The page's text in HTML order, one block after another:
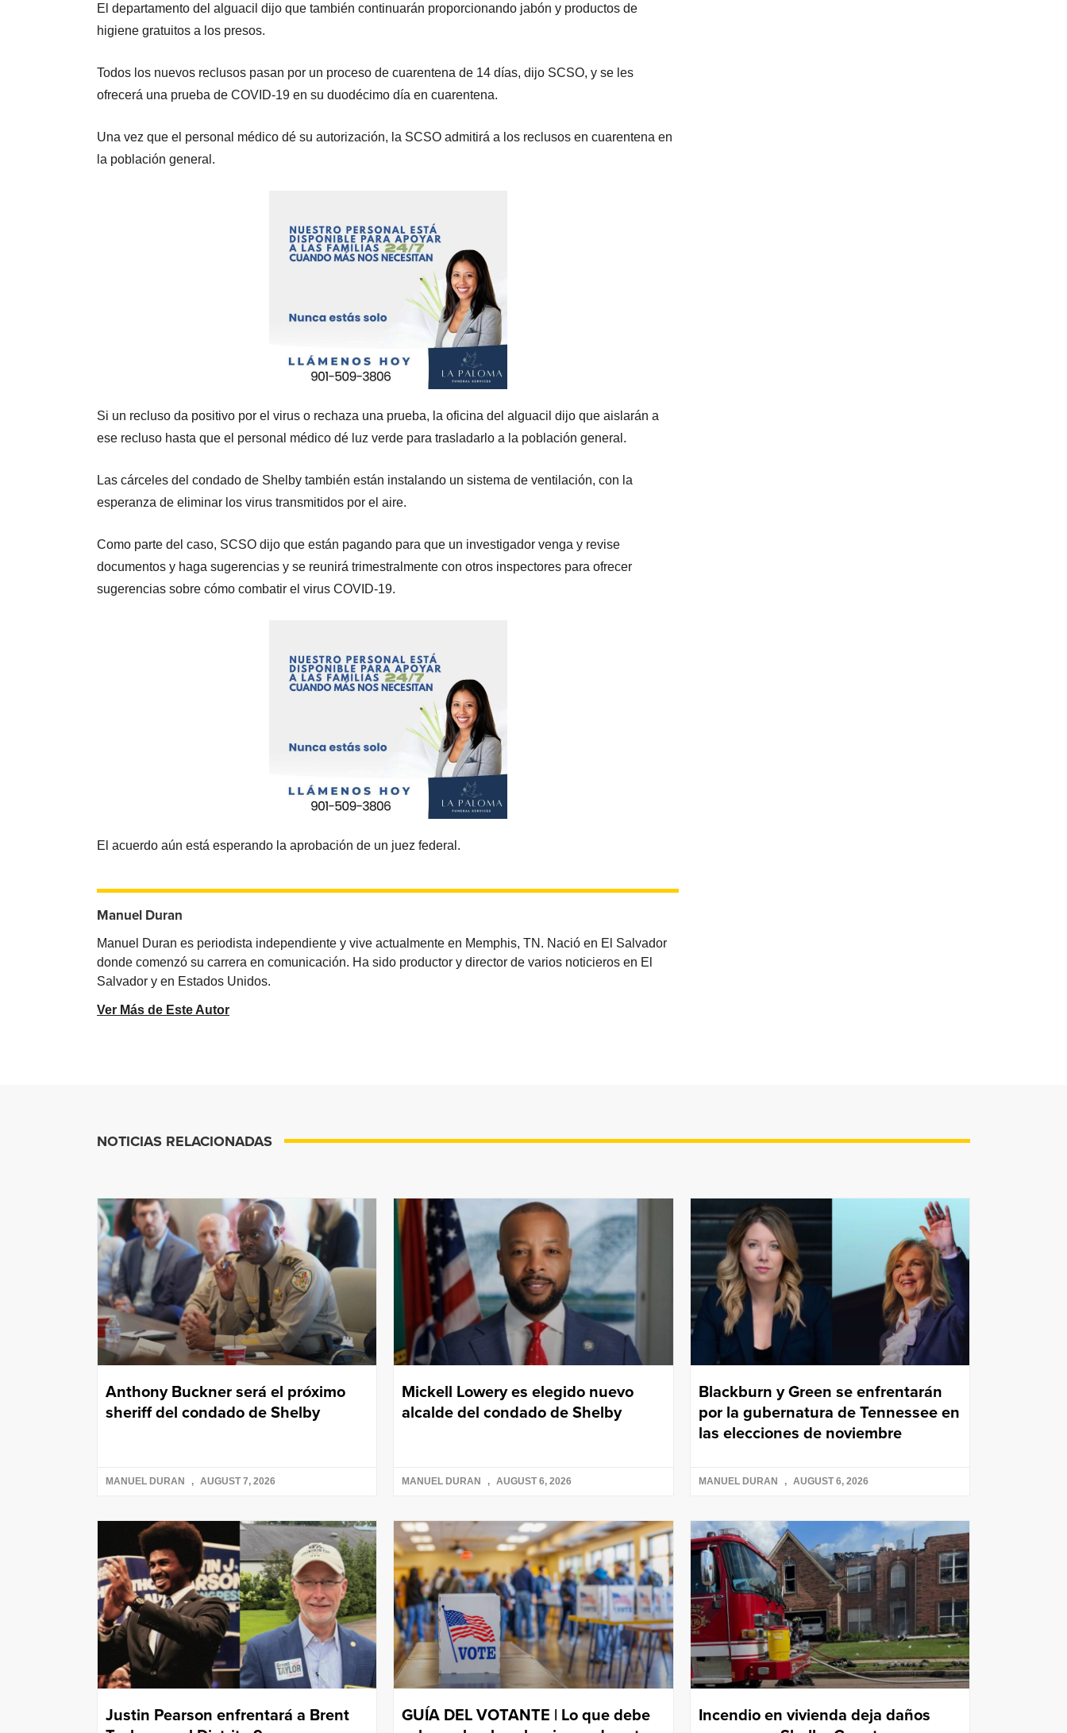
El departamento del alguacil dijo que también continuarán proporcionando jabón y productos de
higiene gratuitos a los presos.
Todos los nuevos reclusos pasan por un proceso de cuarentena de 14 días, dijo SCSO, y se les
ofrecerá una prueba de COVID-19 en su duodécimo día en cuarentena.
Una vez que el personal médico dé su autorización, la SCSO admitirá a los reclusos en cuarentena en
la población general.
Si un recluso da positivo por el virus o rechaza una prueba, la oficina del alguacil dijo que aislarán a
ese recluso hasta que el personal médico dé luz verde para trasladarlo a la población general.
Las cárceles del condado de Shelby también están instalando un sistema de ventilación, con la
esperanza de eliminar los virus transmitidos por el aire.
Como parte del caso, SCSO dijo que están pagando para que un investigador venga y revise
documentos y haga sugerencias y se reunirá trimestralmente con otros inspectores para ofrecer
sugerencias sobre cómo combatir el virus COVID-19.
El acuerdo aún está esperando la aprobación de un juez federal.
Manuel Duran
Manuel Duran es periodista independiente y vive actualmente en Memphis, TN. Nació en El Salvador
donde comenzó su carrera en comunicación. Ha sido productor y director de varios noticieros en El
Salvador y en Estados Unidos.
Ver Más de Este Autor
NOTICIAS RELACIONADAS
Anthony Buckner será el próximo
sheriff del condado de Shelby
MANUEL DURAN AUGUST 7, 2026
Mickell Lowery es elegido nuevo
alcalde del condado de Shelby
MANUEL DURAN AUGUST 6, 2026
Blackburn y Green se enfrentarán
por la gubernatura de Tennessee en
las elecciones de noviembre
MANUEL DURAN AUGUST 6, 2026
Justin Pearson enfrentará a Brent
GUÍA DEL VOTANTE | Lo que debe
Incendio en vivienda deja daños